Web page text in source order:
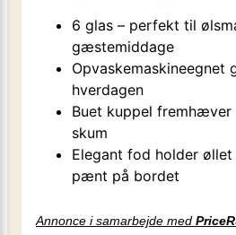
6 glas – perfekt til
gæstemiddage
Opvaskemaskineegnet
hverdagen
Buet kuppel fremhæver
skum
Elegant fod holder
pænt på bordet
Annonce i samarbejde med